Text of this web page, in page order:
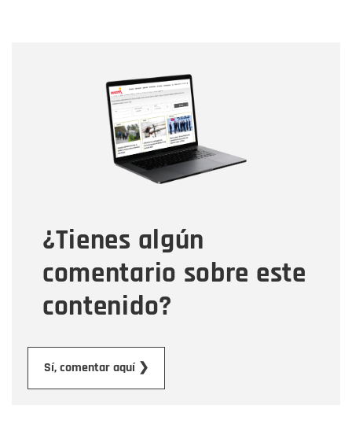
¿Tienes algún
comentario sobre este
contenido?
Sí, comentar aquí ❯
Correo electrónico
Tipo de comentario
Mensaje